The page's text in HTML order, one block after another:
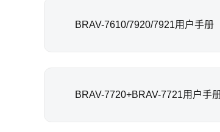
BRAV-7610/7920/7921用户手册
BRAV-7720+BRAV-7721用户手